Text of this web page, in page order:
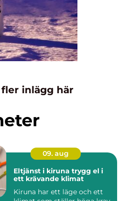
fler inlägg här
09. aug
Eltjänst i kiruna trygg el i
ett krävande klimat
Kiruna har ett läge och ett